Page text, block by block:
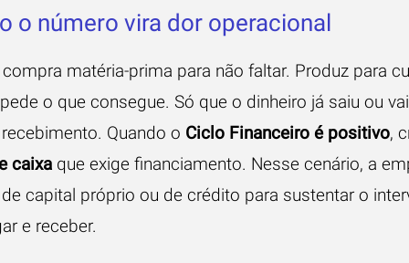
o número vira dor operacional
matéria-prima para não faltar. Produz para
o que consegue. Só que o dinheiro já saiu ou
Quando o Ciclo Financeiro é positivo,
caixa que exige financiamento. Nesse cenário, a
capital próprio ou de crédito para sustentar o
e receber.